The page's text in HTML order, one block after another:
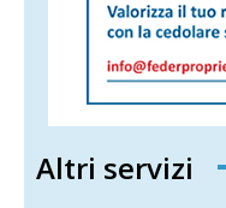
Altri servizi